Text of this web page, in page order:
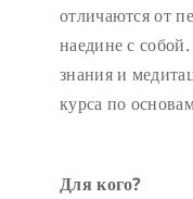
отличаются от
наедине с
знания и
курса по
Для кого?